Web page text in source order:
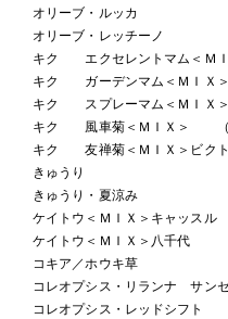
オリーブ・ルッカ
オリーブ・レッチーノ
キク エクセレントマム＜ＭＩ
キク ガーデンマム＜ＭＩＸ
キク スプレーマム＜ＭＩＸ＞
キク 風車菊＜ＭＩＸ＞ （
キク 友禅菊＜ＭＩＸ＞ビクト
きゅうり
きゅうり・夏涼み
ケイトウ＜ＭＩＸ＞キャッスル
ケイトウ＜ＭＩＸ＞八千代
コキア／ホウキ草
コレオプシス・リランナ サン
コレオプシス・レッドシフト